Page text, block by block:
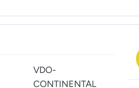
VDO-
CONTINENTAL